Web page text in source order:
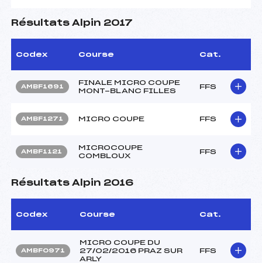
Résultats Alpin 2017
Codex Course Cat.
AMBF1691
FINALE MICRO COUPE
MONT-BLANC FILLES
FFS
AMBF1271 MICRO COUPE FFS
AMBF1121
MICROCOUPE
COMBLOUX
FFS
Résultats Alpin 2016
Codex Course Cat.
AMBF0971
MICRO COUPE DU
27/02/2016 PRAZ SUR
ARLY
FFS